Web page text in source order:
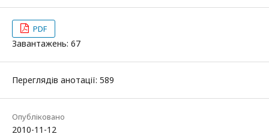
PDF
Завантажень: 67
Переглядів анотації: 589
Опубліковано
2010-11-12